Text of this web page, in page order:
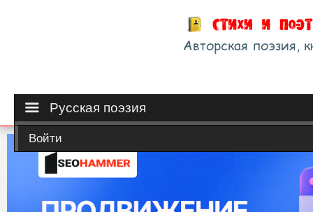
Русская поэзия
Войти